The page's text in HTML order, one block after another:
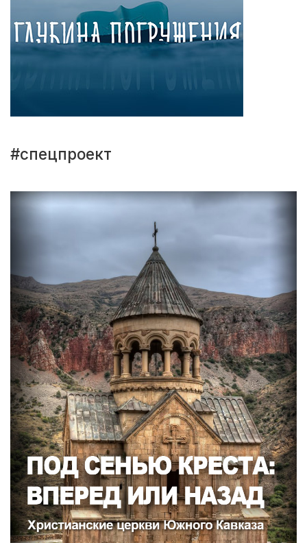
#спецпроект